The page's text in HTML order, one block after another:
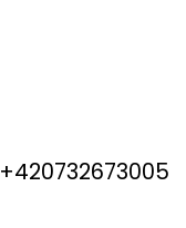
+420732673005